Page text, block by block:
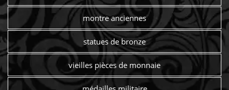
montre anciennes
statues de bronze
vieilles pièces de monnaie